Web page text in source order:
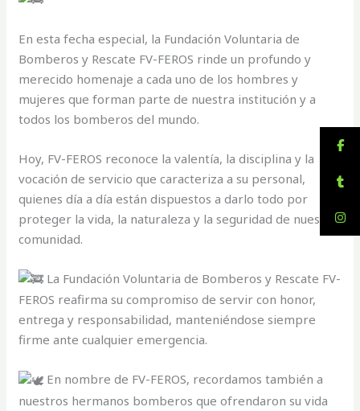
En esta fecha especial, la Fundación Voluntaria de
Bomberos y Rescate FV-FEROS rinde un profundo y
merecido homenaje a cada uno de los hombres y
mujeres que forman parte de nuestra institución y a
todos los bomberos del mundo.
Hoy, FV-FEROS reconoce la valentía, la disciplina y la
vocación de servicio que caracteriza a su personal,
quienes día a día están dispuestos a darlo todo por
proteger la vida, la naturaleza y la seguridad de nuestra
comunidad.
La Fundación Voluntaria de Bomberos y Rescate FV-
FEROS reafirma su compromiso de servir con honor,
entrega y responsabilidad, manteniéndose siempre
firme ante cualquier emergencia.
En nombre de FV-FEROS, recordamos también a
nuestros hermanos bomberos que ofrendaron su vida